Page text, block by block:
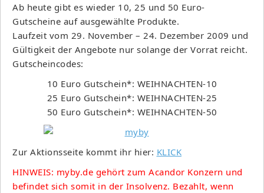
Ab heute gibt es wieder 10, 25 und 50 Euro-
Gutscheine auf ausgewählte Produkte.
Laufzeit vom 29. November – 24. Dezember 2009 und
Gültigkeit der Angebote nur solange der Vorrat reicht.
Gutscheincodes:
10 Euro Gutschein*: WEIHNACHTEN-10
25 Euro Gutschein*: WEIHNACHTEN-25
50 Euro Gutschein*: WEIHNACHTEN-50
Zur Aktionsseite kommt ihr hier: KLICK
HINWEIS: myby.de gehört zum Acandor Konzern und
befindet sich somit in der Insolvenz. Bezahlt, wenn